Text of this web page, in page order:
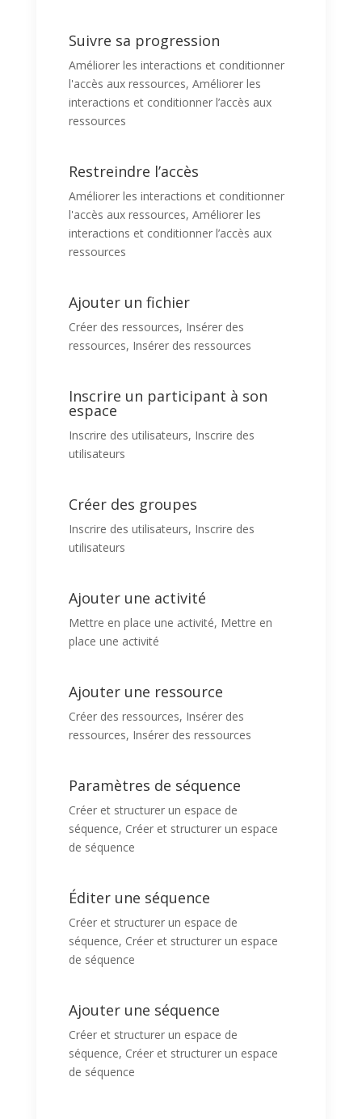
Suivre sa progression
Améliorer les interactions et conditionner
l'accès aux ressources, Améliorer les
interactions et conditionner l’accès aux
ressources
Restreindre l’accès
Améliorer les interactions et conditionner
l'accès aux ressources, Améliorer les
interactions et conditionner l’accès aux
ressources
Ajouter un fichier
Créer des ressources, Insérer des
ressources, Insérer des ressources
Inscrire un participant à son
espace
Inscrire des utilisateurs, Inscrire des
utilisateurs
Créer des groupes
Inscrire des utilisateurs, Inscrire des
utilisateurs
Ajouter une activité
Mettre en place une activité, Mettre en
place une activité
Ajouter une ressource
Créer des ressources, Insérer des
ressources, Insérer des ressources
Paramètres de séquence
Créer et structurer un espace de
séquence, Créer et structurer un espace
de séquence
Éditer une séquence
Créer et structurer un espace de
séquence, Créer et structurer un espace
de séquence
Ajouter une séquence
Créer et structurer un espace de
séquence, Créer et structurer un espace
de séquence